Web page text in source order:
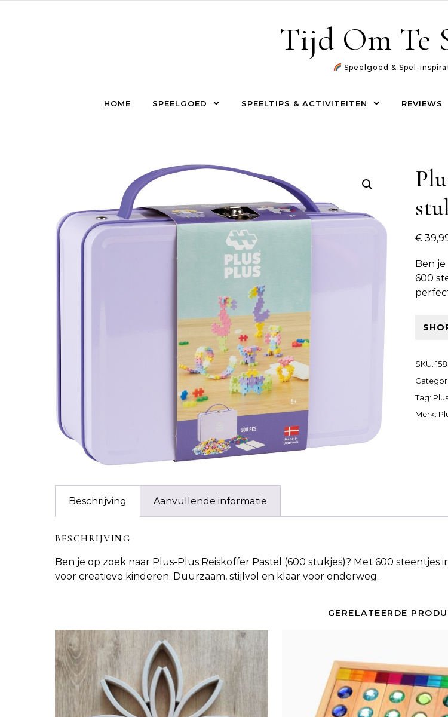
Tijd Om Te
Speelgoed & Spel-
HOME SPEELGOED SPEELTIPS & ACTIVITEITEN REVIEWS
€
Ben
600
SKU:
Tag:
Merk:
Beschrijving Aanvullende informatie
BESCHRIJVING
Ben je op zoek naar Plus-Plus Reiskoffer Pastel (600 stukjes)? Met 600 steentjes
voor creatieve kinderen. Duurzaam, stijlvol en klaar voor onderweg.
GERELATEERDE